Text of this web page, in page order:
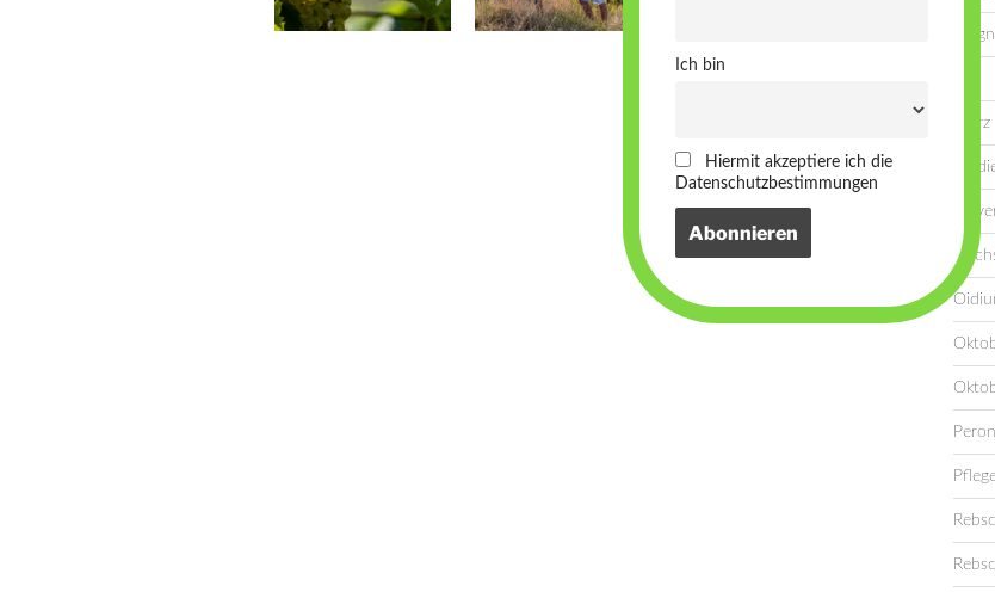
März
Ich bin
Hiermit akzeptiere ich die
Datenschutzbestimmungen